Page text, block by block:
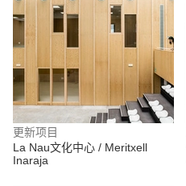
更新项目
La Nau文化中心 / Meritxell
Inaraja